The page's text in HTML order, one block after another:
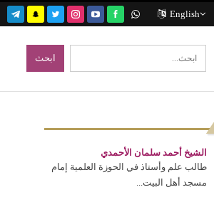
English
الشيخ أحمد سلمان الأحمدي
طالب علم وأستاذ في الحوزة العلمية إمام
مسجد أهل البيت...